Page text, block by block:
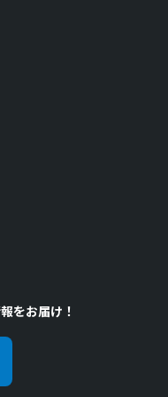
をお届け！